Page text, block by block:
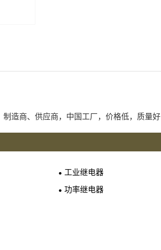
造商、供应商，中国工厂，价格低，质量好
工业继电器
功率继电器